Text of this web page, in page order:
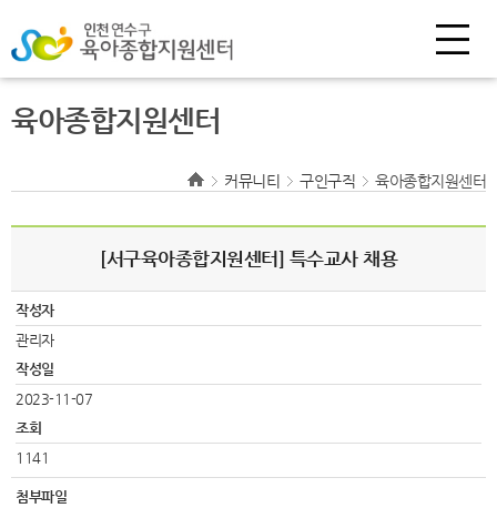
육아종합지원센터
커뮤니티 구인구직 육아종합지원센터
[서구육아종합지원센터] 특수교사 채용
작성자
관리자
작성일
2023-11-07
조회
1141
첨부파일